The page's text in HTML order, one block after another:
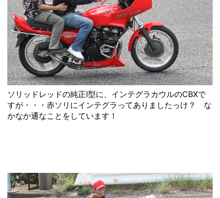
ソリッドレッドの純正Ⅰ型に、インテグラカウルのCBXで
すが・・・赤ソリにインテグラってありましたっけ？ な
かなか通なことをしています！